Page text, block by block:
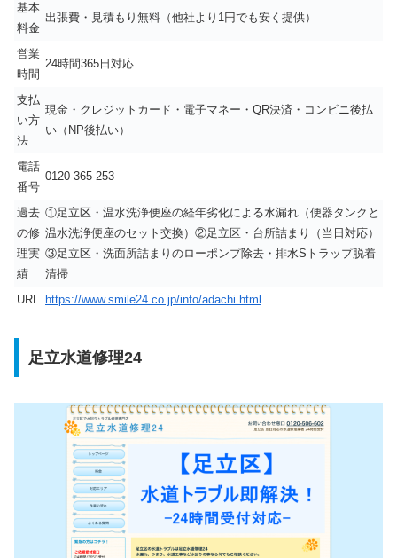
基本
料金
出張費・見積もり無料（他社より1円でも安く提供）
営業
時間
24時間365日対応
支払
い方
法
現金・クレジットカード・電子マネー・QR決済・コンビニ後払
い（NP後払い）
電話
番号
0120-365-253
過去
の修
理実
績
①足立区・温水洗浄便座の経年劣化による水漏れ（便器タンクと
温水洗浄便座のセット交換）②足立区・台所詰まり（当日対応）
③足立区・洗面所詰まりのローポンプ除去・排水Sトラップ脱着
清掃
URL https://www.smile24.co.jp/info/adachi.html
足立水道修理24